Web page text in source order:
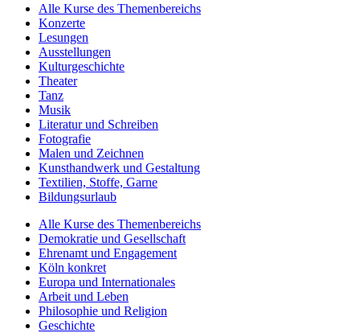
Alle Kurse des Themenbereichs
Konzerte
Lesungen
Ausstellungen
Kulturgeschichte
Theater
Tanz
Musik
Literatur und Schreiben
Fotografie
Malen und Zeichnen
Kunsthandwerk und Gestaltung
Textilien, Stoffe, Garne
Bildungsurlaub
Alle Kurse des Themenbereichs
Demokratie und Gesellschaft
Ehrenamt und Engagement
Köln konkret
Europa und Internationales
Arbeit und Leben
Philosophie und Religion
Geschichte